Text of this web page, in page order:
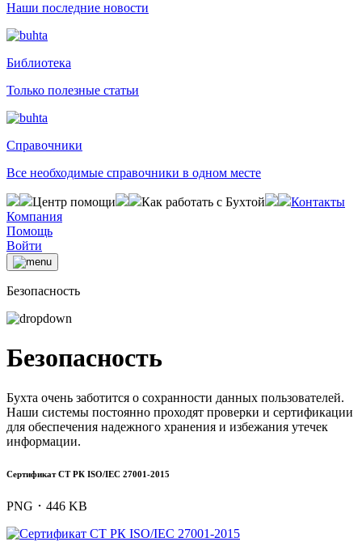
Наши последние новости
Библиотека
Только полезные статьи
Справочники
Все необходимые справочники в одном месте
Центр помощи Как работать с Бухтой
Контакты
Компания
Помощь
Войти
Безопасность
Безопасность
Бухта очень заботится о сохранности данных пользователей.
Наши системы постоянно проходят проверки и сертификации
для обеспечения надежного хранения и избежания утечек
информации.
Сертификат СТ РК ISO/IEC 27001-2015
PNG ･ 446 KB